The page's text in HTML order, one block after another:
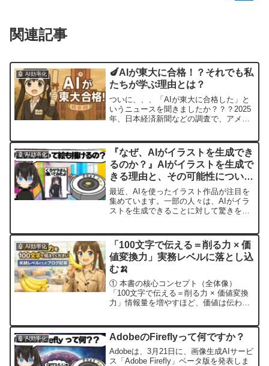
関連記事
🤖 AI効率化
🍆AIが東大に合格！？それでも私
たちが学ぶ理由とは？
ついに、、、「AIが東大に合格した」と
いうニュースを聞きましたか？？？2025
年、日本経済新聞などの調査で、アメリ
ル”の判定を得る成績を出しました。
「え！？それって...
🤖 AI効率化
『なぜ、AIがイラストを生成でき
るのか？』AIがイラストを生成で
きる理由と、その可能性について
AIに聞いてみた💻
最近、AIを使ったイラスト作品が注目を
集めています。一部の人々は、AIがイラ
ストを生成できることに対して驚きを持
しれません。くろサラなぜAIがイラスト
を生成できるので...
🤖 AI効率化
「100文字で伝える＝削る力 × 価
値変換力」実務レベルに落とし込
む🍌
① 本書の核心コンセプト（全体像）
「100文字で伝える＝削る力 × 価値変換
力」情報量を増やすほど、価値は伝わら
は“思考をサボれない装置”▶ 商品プレゼ
ンでは「説明」では...
🤖 AI効率化 AdobeのFireflyって何ですか？
Adobeは、3月21日に、画像生成AIサービ
ス「Adobe Firefly」ベータ版を発表しま